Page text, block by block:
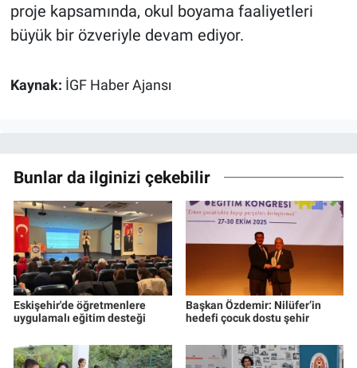
proje kapsamında, okul boyama faaliyetleri
büyük bir özveriyle devam ediyor.
Kaynak: İGF Haber Ajansı
Bunlar da ilginizi çekebilir
Eskişehir'de öğretmenlere
uygulamalı eğitim desteği
Başkan Özdemir: Nilüfer’in
hedefi çocuk dostu şehir